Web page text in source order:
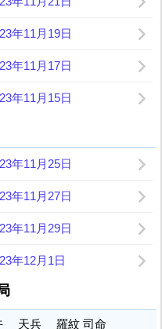
年11月19日
年11月17日
年11月15日
年11月25日
年11月27日
年11月29日
年12月1日
天兵 羅紋 司命